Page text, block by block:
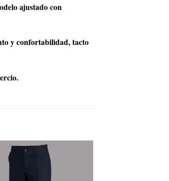
ajustado con
y confortabilidad, tacto